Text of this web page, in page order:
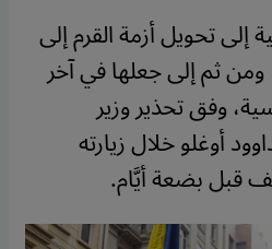
إلى تحويل أزمة القرم إلى
ومن ثم إلى جعلها في آخر
وفق تحذير وزير
أوغلو خلال زيارته
قبل بضعة أيَّام.